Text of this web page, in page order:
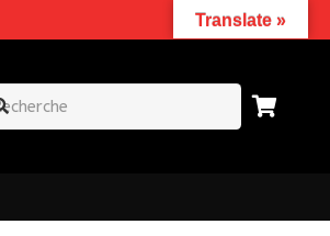
Translate »